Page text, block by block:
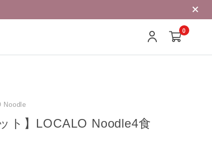
0
Noodle
ト】LOCALO Noodle4食